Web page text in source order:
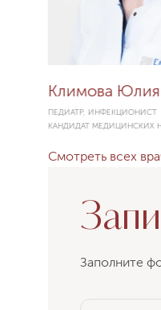
Климова Юлия
ПЕДИАТР, ИНФЕКЦИОНИСТ
КАНДИДАТ МЕДИЦИНСКИХ
Смотреть всех
Заполните